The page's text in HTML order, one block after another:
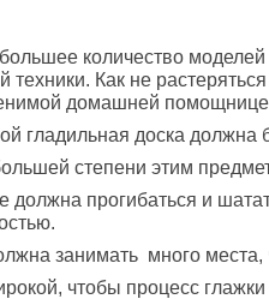
количество
Как не
домашней
гладильная доска должна
степени этим
должна прогибаться и
занимать много
чтобы процесс